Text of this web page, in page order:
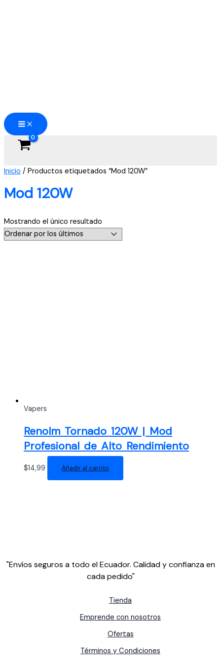
Inicio / Productos etiquetados “Mod 120W”
Mod 120W
Mostrando el único resultado
Vapers
Renolm Tornado 120W | Mod
Profesional de Alto Rendimiento
$14,99 Añadir al carrito
"Envíos seguros a todo el Ecuador. Calidad y confianza en
cada pedido"
Tienda
Emprende con nosotros
Ofertas
Términos y Condiciones